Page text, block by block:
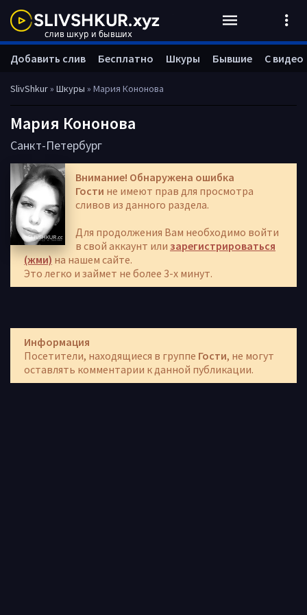
SlivShkur» Шкуры » Мария Кононова
Мария Кононова
Санкт-Петербург
Внимание! Обнаружена ошибка
Гости не имеют прав для просмотра
сливов из данного раздела.
Для продолжения Вам необходимо войти
в свой аккаунт или зарегистрироваться
(жми) на нашем сайте.
Это легко и займет не более 3-х минут.
Информация
Посетители, находящиеся в группе Гости, не могут
оставлять комментарии к данной публикации.
Добавить слив Бесплатно Шкуры Бывшие С видео